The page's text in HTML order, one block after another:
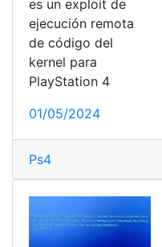
es un exploit de
ejecución remota
de código del
kernel para
PlayStation 4
01/05/2024
Ps4